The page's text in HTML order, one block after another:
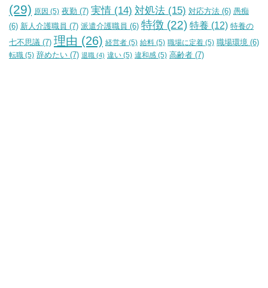
(29) 原因 (5) 夜勤 (7) 実情 (14) 対処法 (15) 対応方法 (6) 愚痴
(6) 新人介護職員 (7) 派遣介護職員 (6) 特徴 (22) 特養 (12) 特養の
七不思議 (7) 理由 (26) 経営者 (5) 給料 (5) 職場に定着 (5) 職場環境 (6)
転職 (5) 辞めたい (7) 退職 (4) 違い (5) 違和感 (5) 高齢者 (7)